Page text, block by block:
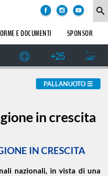
E DOCUMENTI SPONSOR
search
PALLANUOTO
in crescita
IN CRESCITA
nazionali, in vista di una